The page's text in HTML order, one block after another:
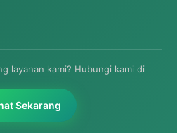
layanan kami? Hubungi kami di
& Legal)
Sekarang